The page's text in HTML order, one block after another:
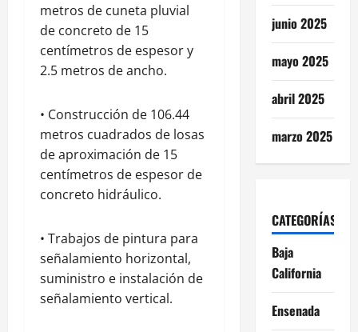
metros de cuneta pluvial
de concreto de 15
centímetros de espesor y
2.5 metros de ancho.
• Construcción de 106.44
metros cuadrados de losas
de aproximación de 15
centímetros de espesor de
concreto hidráulico.
• Trabajos de pintura para
señalamiento horizontal,
suministro e instalación de
señalamiento vertical.
junio 2025
mayo 2025
abril 2025
marzo 2025
CATEGORÍAS
Baja
California
Ensenada